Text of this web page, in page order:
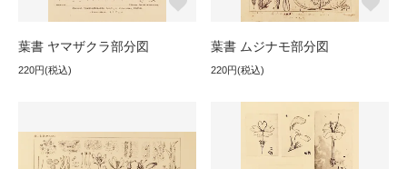
葉書 ヤマザクラ部分図
220円(税込)
葉書 ムジナモ部分図
220円(税込)